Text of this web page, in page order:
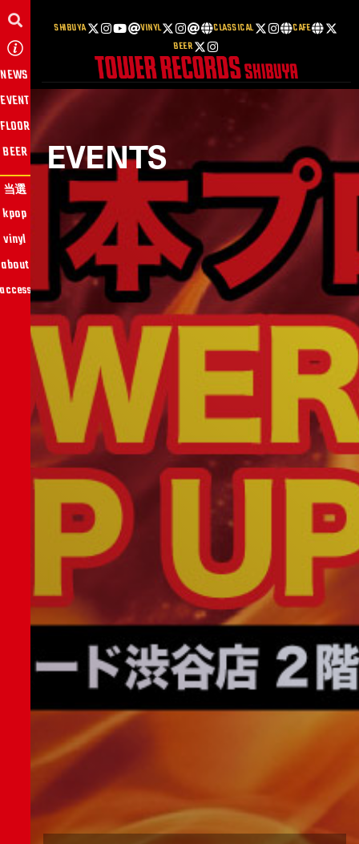
SHIBUYA VINYL CLASSICAL
CAFE
BEER
NEWS
EVENT
当選
FLOOR
BEER
kpop
vinyl
about
EVENTS